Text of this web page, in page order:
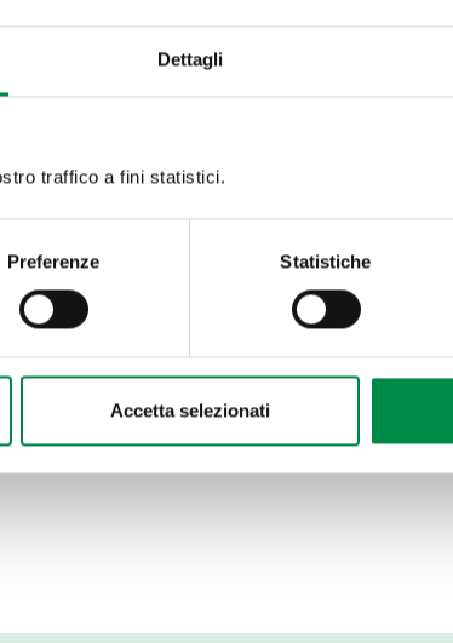
Dettagli
traffico a fini statistici.
Preferenze Statistiche
Accetta selezionati